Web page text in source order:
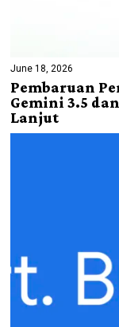
June 18, 2026
Pembaruan
Gemini 3.5
Lanjut